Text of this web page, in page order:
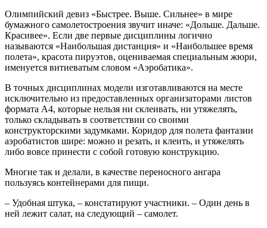
Олимпийский девиз «Быстрее. Выше. Сильнее» в мире
бумажного самолетостроения звучит иначе: «Дольше. Дальше.
Красивее». Если две первые дисциплины логично
называются «Наибольшая дистанция» и «Наибольшее время
полета», красота пируэтов, оцениваемая специальным жюри,
именуется витиеватым словом «Аэробатика».
В точных дисциплинах модели изготавливаются на месте
исключительно из предоставленных организаторами листов
формата А4, которые нельзя ни склеивать, ни утяжелять,
только складывать в соответствии со своими
конструкторскими задумками. Коридор для полета фантазии
аэробатистов шире: можно и резать, и клеить, и утяжелять
либо вовсе принести с собой готовую конструкцию.
Многие так и делали, в качестве переносного ангара
пользуясь контейнерами для пищи.
– Удобная штука, – констатируют участники. – Один день в
ней лежит салат, на следующий – самолет.